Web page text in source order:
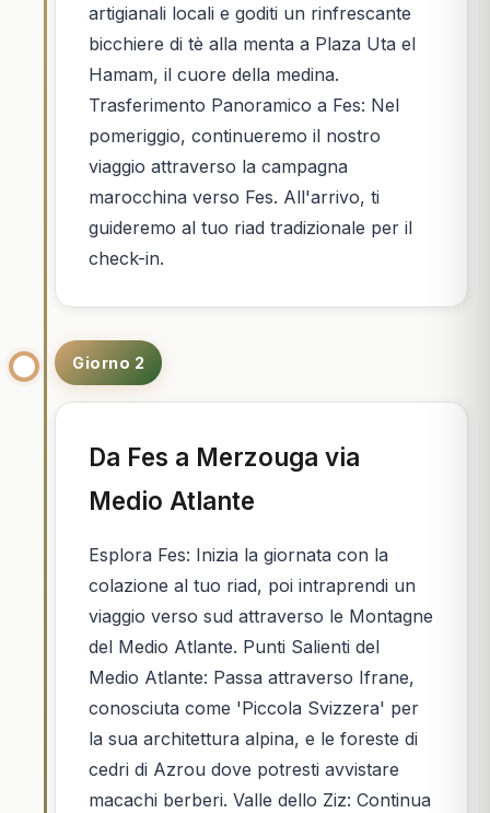
artigianali locali e goditi un rinfrescante
bicchiere di tè alla menta a Plaza Uta el
Hamam, il cuore della medina.
Trasferimento Panoramico a Fes: Nel
pomeriggio, continueremo il nostro
viaggio attraverso la campagna
marocchina verso Fes. All'arrivo, ti
guideremo al tuo riad tradizionale per il
check-in.
Giorno 2
Da Fes a Merzouga via
Medio Atlante
Esplora Fes: Inizia la giornata con la
colazione al tuo riad, poi intraprendi un
viaggio verso sud attraverso le Montagne
del Medio Atlante. Punti Salienti del
Medio Atlante: Passa attraverso Ifrane,
conosciuta come 'Piccola Svizzera' per
la sua architettura alpina, e le foreste di
cedri di Azrou dove potresti avvistare
macachi berberi. Valle dello Ziz: Continua